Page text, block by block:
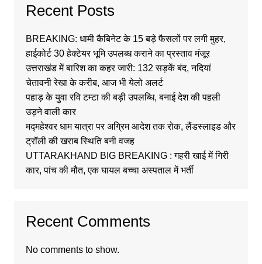
Recent Posts
BREAKING: धामी कैबिनेट के 15 बड़े फैसलों पर लगी मुहर,
हाईकोर्ट 30 हेक्टेयर भूमि उपलब्ध कराने का प्रस्ताव मंजूर
उत्तराखंड में बारिश का कहर जारी: 132 सड़कें बंद, नदियां
चेतावनी रेखा के करीब, आज भी येलो अलर्ट
पहाड़ के युवा रवि टम्टा की बड़ी उपलब्धि, बनाई देश की पहली
उड़ने वाली कार
मद्महेश्वर धाम यात्रा पर अग्रिम आदेश तक रोक, लैंडस्लाइड और
ट्रॉली की खराब स्थिति बनी वजह
UTTARAKHAND BIG BREAKING : गहरी खाई में गिरी
कार, पांच की मौत, एक घायल बच्चा अस्पताल में भर्ती
Recent Comments
No comments to show.